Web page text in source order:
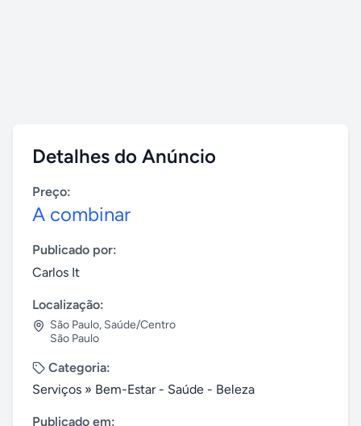
Detalhes do Anúncio
Preço:
A combinar
Publicado por:
Carlos It
Localização:
São Paulo, Saúde/Centro
São Paulo
Categoria:
Serviços » Bem-Estar - Saúde - Beleza
Publicado em: